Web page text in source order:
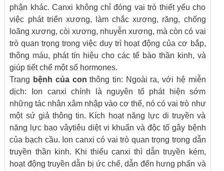
phận khác. Canxi không chỉ đóng vai trò thiết yếu cho
việc phát triển xương, làm chắc xương, răng, chống
loãng xương, còi xương, nhuyễn xương, mà còn có vai
trò quan trọng trong việc duy trì hoạt động của cơ bắp,
thông máu, phát tín hiệu cho các tế bào thần kinh, và
giúp tiết chế một số hormones.
Trang bệnh của con thông tin: Ngoài ra, với hệ miễn
dịch: Ion canxi chính là nguyên tố phát hiện sớm
những tác nhân xâm nhập vào cơ thể, nó có vai trò như
một sứ giả thông tin. Kích hoạt năng lực di truyền và
năng lực bao vâytiêu diệt vi khuẩn và độc tố gây bệnh
của bạch cầu. Ion canxi có vai trò quan trọng trong dẫn
truyền thần kinh. Khi thiếu canxi thì dẫn truyền kém,
hoạt động truyền dẫn bị ức chế, dẫn đến hưng phấn và